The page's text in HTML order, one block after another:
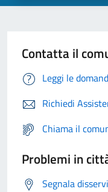
Contatta il
Leggi le
Richiedi
Chiama il
Problemi in
Segnala